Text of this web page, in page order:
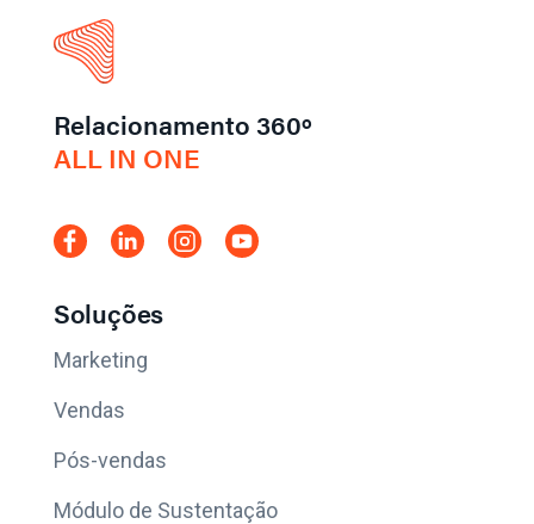
Relacionamento 360º
ALL IN ONE
Soluções
Marketing
Vendas
Pós-vendas
Módulo de Sustentação